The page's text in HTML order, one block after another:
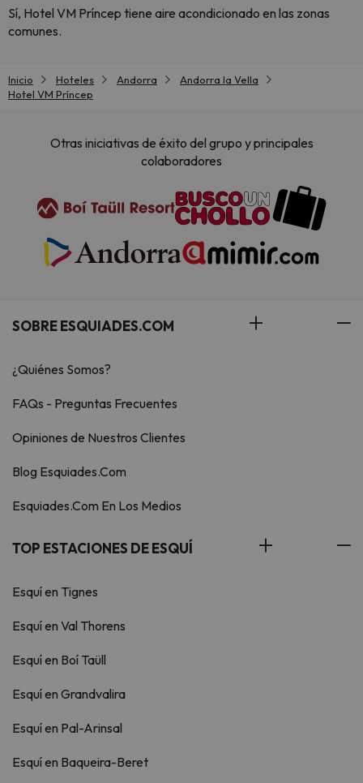
Sí, Hotel VM Príncep tiene aire acondicionado en las zonas
comunes.
Inicio Hoteles Andorra
Andorra la Vella
Hotel VM Príncep
Otras iniciativas de éxito del grupo y principales
colaboradores
SOBRE ESQUIADES.COM
¿Quiénes Somos?
FAQs - Preguntas Frecuentes
Opiniones de Nuestros Clientes
Blog Esquiades.Com
Esquiades.Com En Los Medios
TOP ESTACIONES DE ESQUÍ
Esquí en Tignes
Esquí en Val Thorens
Esquí en Boí Taüll
Esquí en Grandvalira
Esquí en Pal-Arinsal
Esquí en Baqueira-Beret